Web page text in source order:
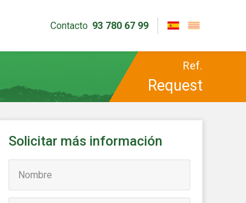
Contacto 93 780 67 99
Ref.
Request
Solicitar más información